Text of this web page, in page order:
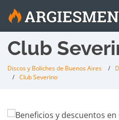
Club
Discos y Boliches de Buenos Aires
Club Severino